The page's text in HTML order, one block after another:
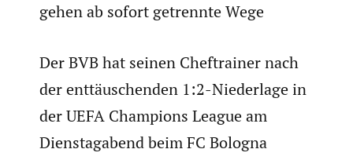
gehen ab sofort getrennte Wege
Der BVB hat seinen Cheftrainer nach
der enttäuschenden 1:2-Niederlage in
der UEFA Champions League am
Dienstagabend beim FC Bologna